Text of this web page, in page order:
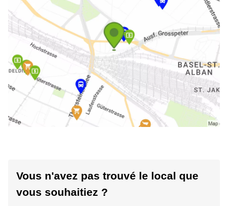
Vous n'avez pas trouvé le local que
vous souhaitiez ?